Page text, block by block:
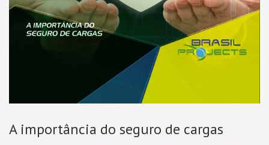
A importância do seguro de cargas